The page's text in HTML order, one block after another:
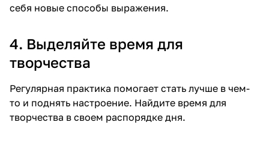
себя новые способы выражения.
4. Выделяйте время для
творчества
Регулярная практика помогает стать лучше в чем-
то и поднять настроение. Найдите время для
творчества в своем распорядке дня.